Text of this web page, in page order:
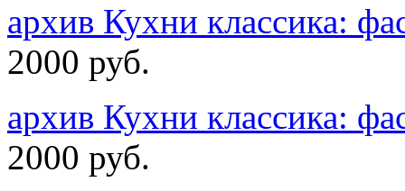
архив Кухни классика:
2000 руб.
архив Кухни классика:
2000 руб.